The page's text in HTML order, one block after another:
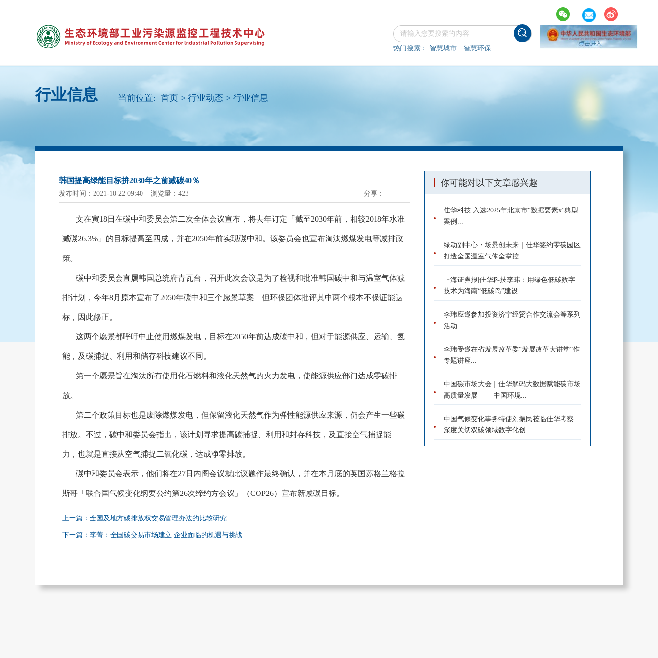
热门搜索： 智慧城市 智慧环保
行业信息 当前位置: 首页 > 行业动态 > 行业信息
韩国提高绿能目标拚2030年之前减碳40％
发布时间：2021-10-22 09:40 浏览量：423 分享：
文在寅18日在碳中和委员会第二次全体会议宣布，将去年订定「截至2030年前，相较2018年水准
减碳26.3%」的目标提高至四成，并在2050年前实现碳中和。该委员会也宣布淘汰燃煤发电等减排政
策。
碳中和委员会直属韩国总统府青瓦台，召开此次会议是为了检视和批准韩国碳中和与温室气体减
排计划，今年8月原本宣布了2050年碳中和三个愿景草案，但环保团体批评其中两个根本不保证能达
标，因此修正。
这两个愿景都呼吁中止使用燃煤发电，目标在2050年前达成碳中和，但对于能源供应、运输、氢
能，及碳捕捉、利用和储存科技建议不同。
第一个愿景旨在淘汰所有使用化石燃料和液化天然气的火力发电，使能源供应部门达成零碳排
放。
第二个政策目标也是废除燃煤发电，但保留液化天然气作为弹性能源供应来源，仍会产生一些碳
排放。不过，碳中和委员会指出，该计划寻求提高碳捕捉、利用和封存科技，及直接空气捕捉能
力，也就是直接从空气捕捉二氧化碳，达成净零排放。
碳中和委员会表示，他们将在27日内阁会议就此议题作最终确认，并在本月底的英国苏格兰格拉
斯哥「联合国气候变化纲要公约第26次缔约方会议」（COP26）宣布新减碳目标。
上一篇：全国及地方碳排放权交易管理办法的比较研究
下一篇：李菁：全国碳交易市场建立 企业面临的机遇与挑战
你可能对以下文章感兴趣
佳华科技 入选2025年北京市“数据要素x”典型
案例...
绿动副中心・场景创未来｜佳华签约零碳园区
打造全国温室气体全掌控...
上海证券报|佳华科技李玮：用绿色低碳数字
技术为海南“低碳岛”建设...
李玮应邀参加投资济宁经贸合作交流会等系列
活动
李玮受邀在省发展改革委“发展改革大讲堂”作
专题讲座...
中国碳市场大会｜佳华解码大数据赋能碳市场
高质量发展 ——中国环境...
中国气候变化事务特使刘振民莅临佳华考察
深度关切双碳领域数字化创...